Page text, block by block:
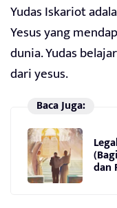
Yudas Iskariot
Yesus yang
dunia. Yudas
dari yesus.
Baca Juga:
dan